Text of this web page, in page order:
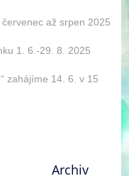
až srpen 2025
1. 6.-29. 8. 2025
zahájíme 14. 6. v 15
Archiv